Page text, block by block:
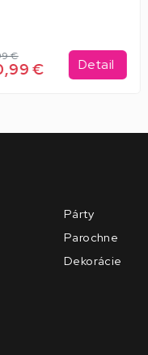
€
€ Detail
Párty
Parochne
Dekorácie